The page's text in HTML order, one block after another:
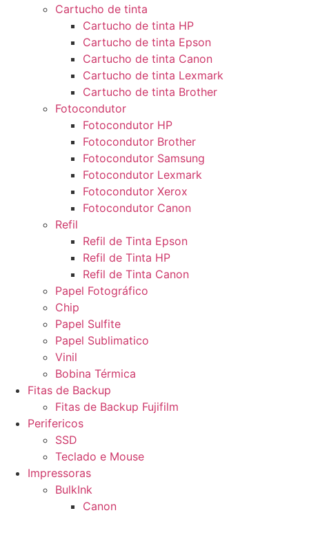
Cartucho de tinta
Cartucho de tinta HP
Cartucho de tinta Epson
Cartucho de tinta Canon
Cartucho de tinta Lexmark
Cartucho de tinta Brother
Fotocondutor
Fotocondutor HP
Fotocondutor Brother
Fotocondutor Samsung
Fotocondutor Lexmark
Fotocondutor Xerox
Fotocondutor Canon
Refil
Refil de Tinta Epson
Refil de Tinta HP
Refil de Tinta Canon
Papel Fotográfico
Chip
Papel Sulfite
Papel Sublimatico
Vinil
Bobina Térmica
Fitas de Backup
Fitas de Backup Fujifilm
Perifericos
SSD
Teclado e Mouse
Impressoras
BulkInk
Canon